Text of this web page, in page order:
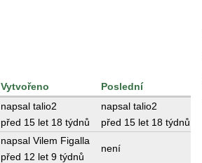
Vytvořeno Poslední
napsal talio2
před 15 let 18 týdnů
napsal talio2
před 15 let 18 týdnů
napsal Vilem Figalla
před 12 let 9 týdnů
není